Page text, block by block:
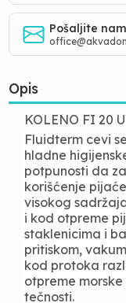
Pošaljite
Opis
KOLENO FI 20
Fluidterm cevi
hladne
potpunosti da
korišćenje
visokog
i kod otpreme
staklenicima i
pritiskom,
kod protoka
otpreme
tečnosti.